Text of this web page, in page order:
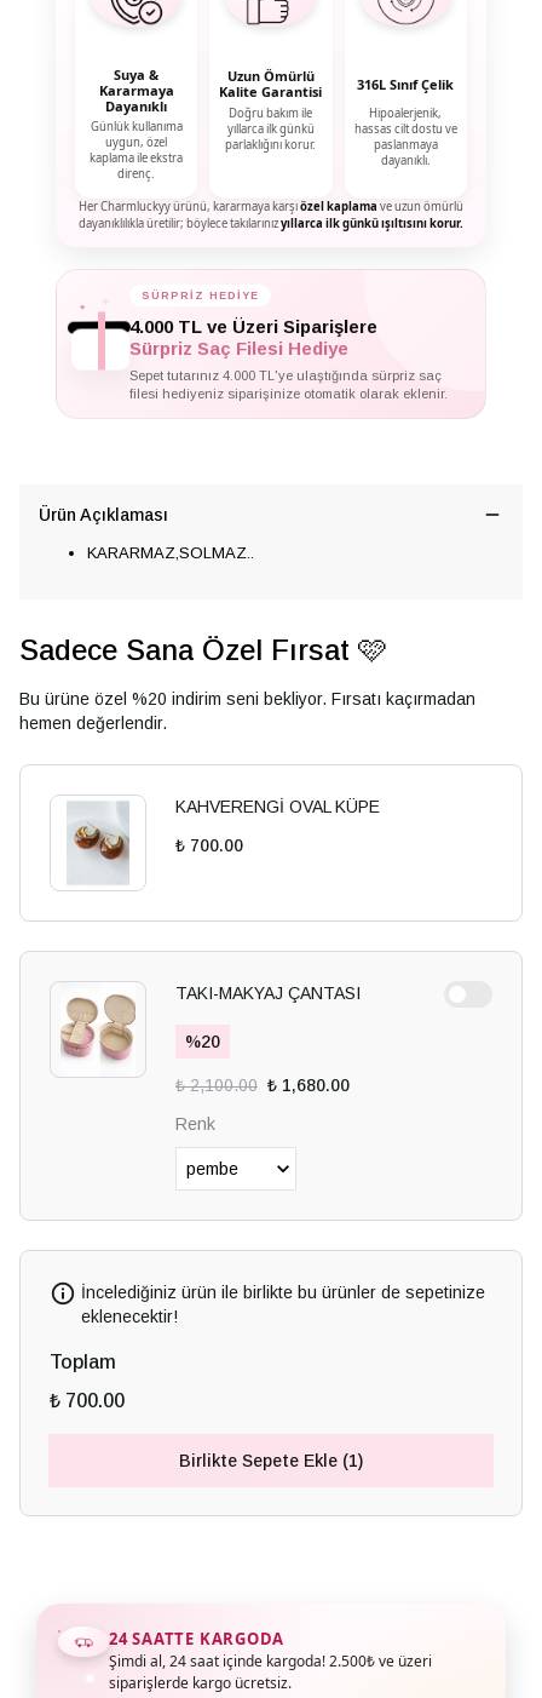
Suya &
Kararmaya
Dayanıklı
Günlük kullanıma
uygun, özel
kaplama ile ekstra
direnç.
Uzun Ömürlü
Kalite Garantisi
Doğru bakım ile
yıllarca ilk günkü
parlaklığını korur.
316L Sınıf Çelik
Hipoalerjenik,
hassas cilt dostu ve
paslanmaya
dayanıklı.
Her Charmluckyy ürünü, kararmaya karşıözel kaplama ve uzun ömürlü
dayanıklılıkla üretilir; böylece takılarınızyıllarca ilk günkü ışıltısını korur.
✦
✦
SÜRPRİZ HEDİYE
4.000 TL ve Üzeri Siparişlere
Sürpriz Saç Filesi Hediye
Sepet tutarınız 4.000 TL'ye ulaştığında sürpriz saç
filesi hediyeniz siparişinize otomatik olarak eklenir.
Ürün Açıklaması
KARARMAZ,SOLMAZ..
Sadece Sana Özel Fırsat 🩷
Bu ürüne özel %20 indirim seni bekliyor. Fırsatı kaçırmadan
hemen değerlendir.
KAHVERENGİ OVAL KÜPE
₺ 700.00
TAKI-MAKYAJ ÇANTASI
%20
₺ 2,100.00 ₺ 1,680.00
Renk
İncelediğiniz ürün ile birlikte bu ürünler de sepetinize
eklenecektir!
Toplam
₺ 700.00
Birlikte Sepete Ekle (1)
24 SAATTE KARGODA
Şimdi al, 24 saat içinde kargoda! 2.500₺ ve üzeri
siparişlerde kargo ücretsiz.